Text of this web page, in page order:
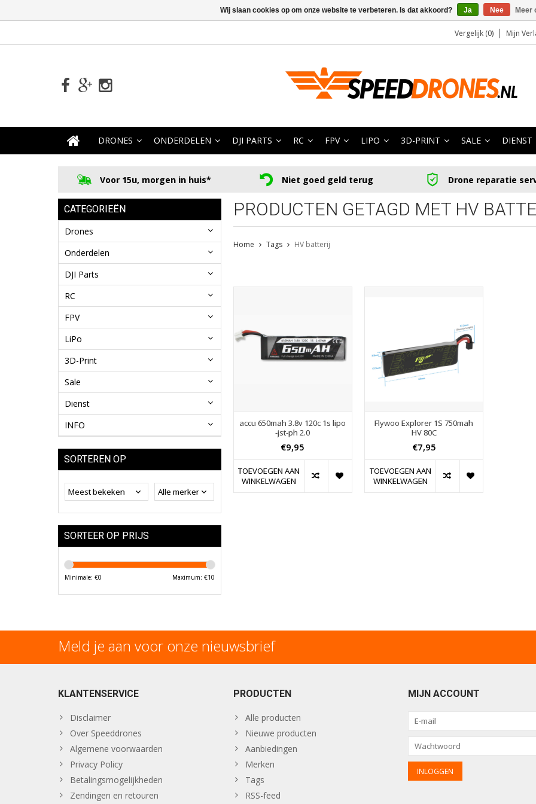
Vergelijk (0) Mijn
DRONES ONDERDELEN DJI PARTS RC FPV LIPO 3D-PRINT SALE DIENST
Voor 15u, morgen in huis* Niet goed geld terug Drone reparatie
CATEGORIEËN
Drones
Onderdelen
DJI Parts
RC
FPV
LiPo
3D-Print
Sale
Dienst
INFO
SORTEREN OP
SORTEER OP PRIJS
Minimale: €0 Maximum: €10
PRODUCTEN GETAGD MET HV
Home Tags HV batterij
accu 650mah 3.8v 120c 1s lipo
-jst-ph 2.0
€9,95
TOEVOEGEN AAN
WINKELWAGEN
Flywoo Explorer 1S 750mah
HV 80C
€7,95
TOEVOEGEN AAN
WINKELWAGEN
Meld je aan voor onze nieuwsbrief
KLANTENSERVICE
Disclaimer
Over Speeddrones
Algemene voorwaarden
Privacy Policy
Betalingsmogelijkheden
Zendingen en retouren
PRODUCTEN
Alle producten
Nieuwe producten
Aanbiedingen
Merken
Tags
RSS-feed
MIJN ACCOUNT
Wij slaan cookies op om onze website te verbeteren. Is dat akkoord? Ja Nee Meer